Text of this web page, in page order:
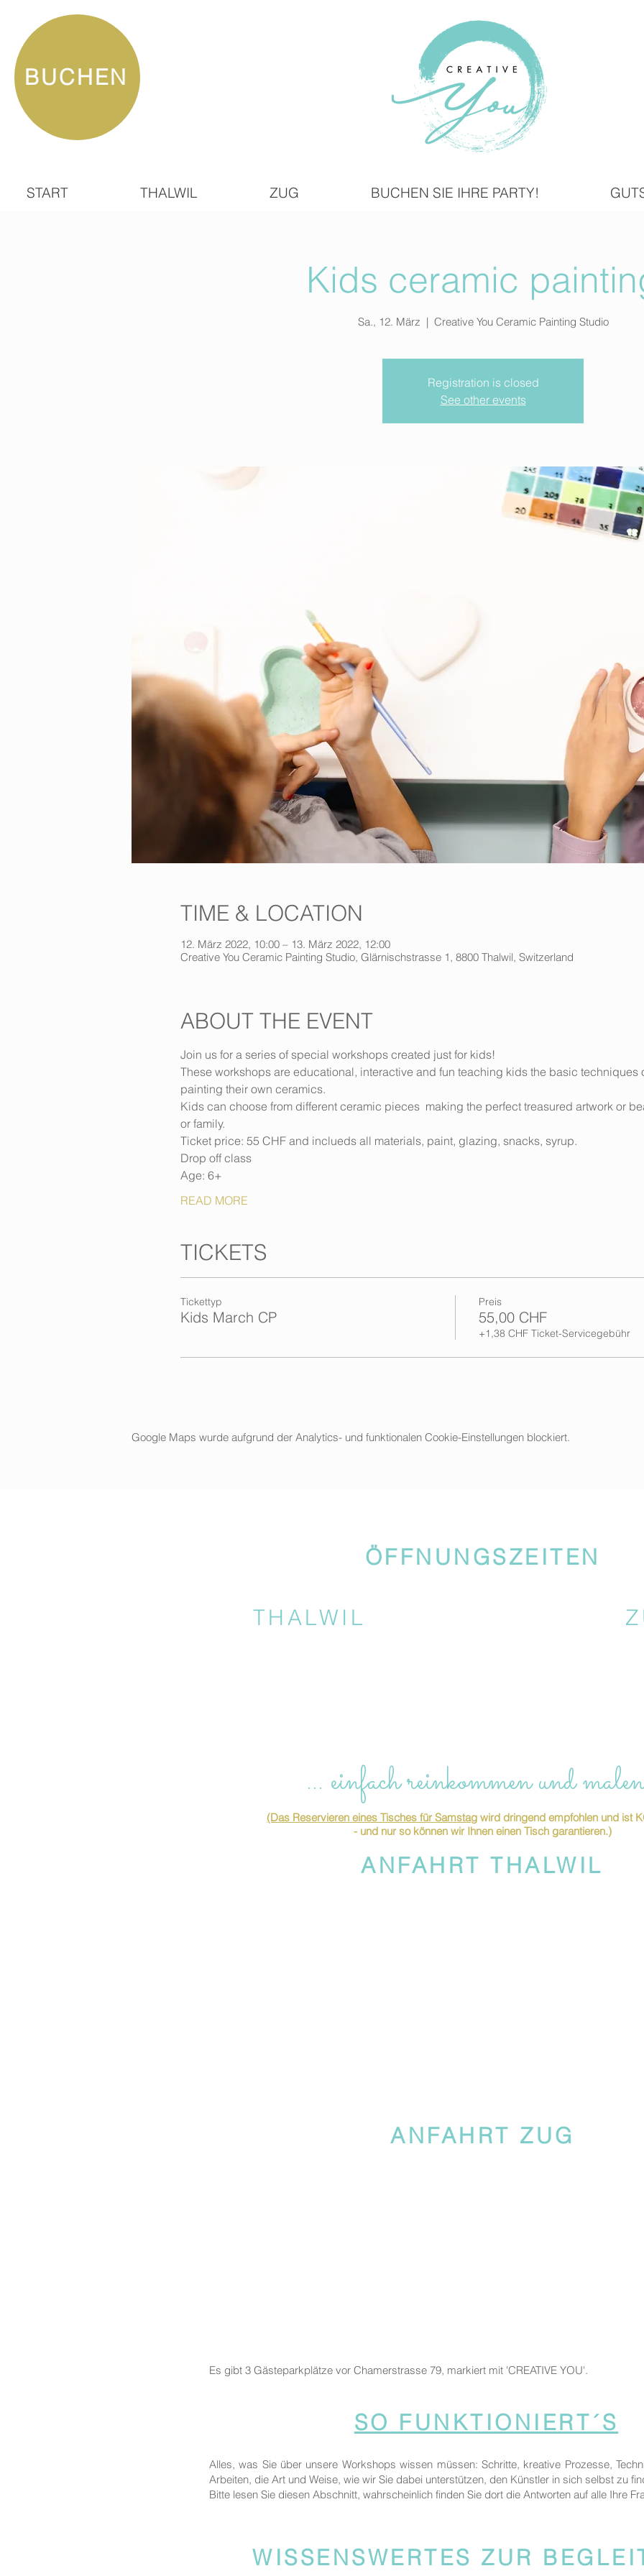
BUCHEN
START THALWIL ZUG BUCHEN SIE IHRE PARTY!
Kids ceramic
Sa., 12. März
  |
Creative You Ceramic Painting Studio
Registration is closed
See other events
TIME & LOCATION
12. März 2022, 10:00 – 13. März 2022, 12:00
Creative You Ceramic Painting Studio, Glärnischstrasse 1, 8800 Thalwil, Switzerland
ABOUT THE EVENT
Join us for a series of special workshops created just for kids!
These workshops are educational, interactive and fun teaching kids the basic techniques
painting their own ceramics.
Kids can choose from different ceramic pieces  making the perfect treasured artwork or
or family.
Ticket price: 55 CHF and inclueds all materials, paint, glazing, snacks, syrup.
Drop off class
Age: 6+
READ MORE
TICKETS
Tickettyp
Kids March CP
Preis
55,00 CHF
+1,38 CHF Ticket-Servicegebühr
Google Maps wurde aufgrund der Analytics- und funktionalen Cookie-Einstellungen blockiert.
ÖFFNUNGSZEITEN
THALWIL
ANFAHRT THALWIL
… einfach reinkommen und
(Das Reservieren eines Tisches für Samstag wird dringend empfohlen und ist
- und nur so können wir Ihnen einen Tisch garantieren.)
ANFAHRT ZUG
Es gibt 3 Gästeparkplätze vor Chamerstrasse 79, markiert mit 'CREATIVE YOU'.
SO FUNKTIONIERT´S
Alles, was Sie über unsere Workshops wissen müssen: Schritte, kreative Prozesse,
Arbeiten, die Art und Weise, wie wir Sie dabei unterstützen, den Künstler in sich selbst zu
Bitte lesen Sie diesen Abschnitt, wahrscheinlich finden Sie dort die Antworten auf alle Ihre
WISSENSWERTES ZUR